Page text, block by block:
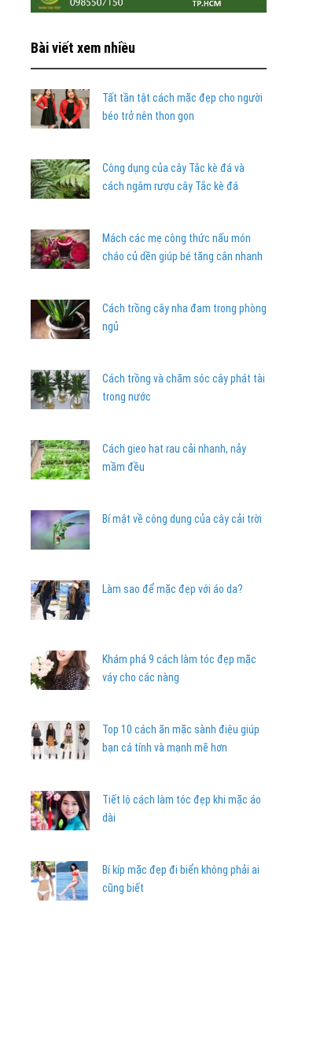
Bài viết xem nhiều
Tất tần tật cách mặc đẹp cho người
béo trở nên thon gọn
Công dụng của cây Tắc kè đá và
cách ngâm rượu cây Tắc kè đá
Mách các mẹ công thức nấu món
cháo củ dền giúp bé tăng cân nhanh
Cách trồng cây nha đam trong phòng
ngủ
Cách trồng và chăm sóc cây phát tài
trong nước
Cách gieo hạt rau cải nhanh, nảy
mầm đều
Bí mật về công dụng của cây cải trời
Làm sao để mặc đẹp với áo da?
Khám phá 9 cách làm tóc đẹp mặc
váy cho các nàng
Top 10 cách ăn mặc sành điệu giúp
bạn cá tính và mạnh mẽ hơn
Tiết lộ cách làm tóc đẹp khi mặc áo
dài
Bí kíp mặc đẹp đi biển không phải ai
cũng biết